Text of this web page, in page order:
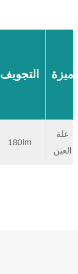
التجويف ميزة
180lm
علة
العين